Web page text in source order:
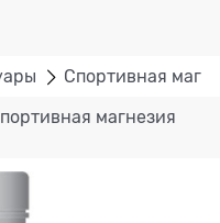
Спортивная
магнезия